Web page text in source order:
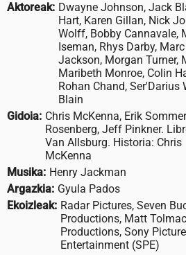
Aktoreak: Dwayne Johnson, Jack
Hart, Karen Gillan, Nick
Wolff, Bobby Cannavale,
Iseman, Rhys Darby,
Jackson, Morgan Turner,
Maribeth Monroe, Colin
Rohan Chand, Ser'Darius
Blain
Gidoia: Chris McKenna, Erik
Rosenberg, Jeff Pinkner.
Van Allsburg. Historia: Chris
McKenna
Musika: Henry Jackman
Argazkia: Gyula Pados
Ekoizleak: Radar Pictures, Seven
Productions, Matt
Productions, Sony
Entertainment (SPE)